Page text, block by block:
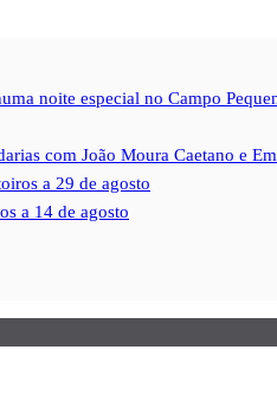
noite especial no Campo
com João Moura Caetano e
a 29 de agosto
a 14 de agosto